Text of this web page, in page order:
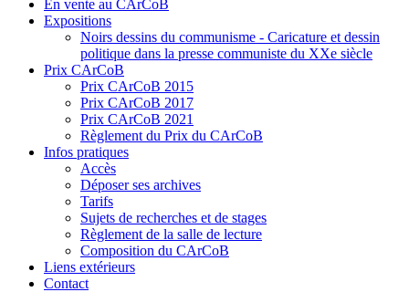
En vente au CArCoB
Expositions
Noirs dessins du communisme - Caricature et dessin
politique dans la presse communiste du XXe siècle
Prix CArCoB
Prix CArCoB 2015
Prix CArCoB 2017
Prix CArCoB 2021
Règlement du Prix du CArCoB
Infos pratiques
Accès
Déposer ses archives
Tarifs
Sujets de recherches et de stages
Règlement de la salle de lecture
Composition du CArCoB
Liens extérieurs
Contact